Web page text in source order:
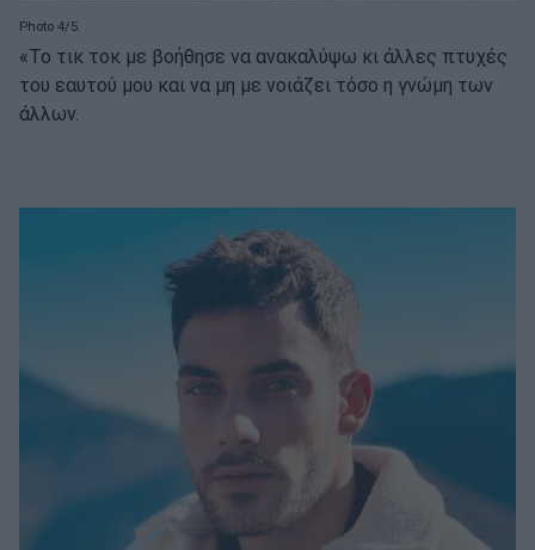
Photo 4/5
«Το τικ τοκ με βοήθησε να ανακαλύψω κι άλλες πτυχές
του εαυτού μου και να μη με νοιάζει τόσο η γνώμη των
άλλων.